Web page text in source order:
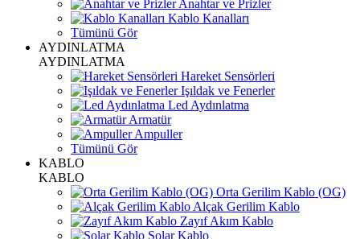
Anahtar ve Prizler
Kablo Kanalları
Tümünü Gör
AYDINLATMA
AYDINLATMA
Hareket Sensörleri
Işıldak ve Fenerler
Led Aydınlatma
Armatür
Ampuller
Tümünü Gör
KABLO
KABLO
Orta Gerilim Kablo (OG)
Alçak Gerilim Kablo
Zayıf Akım Kablo
Solar Kablo